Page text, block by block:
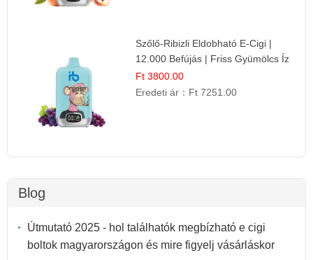
Szőlő-Ribizli Eldobható E-Cigi |
12.000 Befújás | Friss Gyümölcs Íz
Ft 3800.00
Eredeti ár： Ft 7251.00
Blog
Útmutató 2025 - hol találhatók megbízható e cigi
boltok magyarországon és mire figyelj vásárláskor